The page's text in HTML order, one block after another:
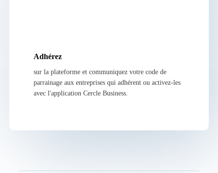
Adhérez
sur la plateforme et communiquez votre code de
parrainage aux entreprises qui adhérent ou activez-les
avec l'application Cercle Business.